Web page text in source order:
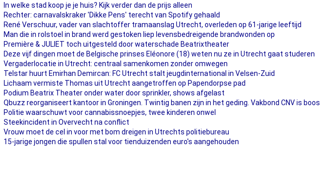
In welke stad koop je je huis? Kijk verder dan de prijs alleen
Rechter: carnavalskraker 'Dikke Pens' terecht van Spotify gehaald
René Verschuur, vader van slachtoffer tramaanslag Utrecht, overleden op 61-jarige leeftijd
Man die in rolstoel in brand werd gestoken liep levensbedreigende brandwonden op
Première & JULIET toch uitgesteld door waterschade Beatrixtheater
Deze vijf dingen moet de Belgische prinses Eléonore (18) weten nu ze in Utrecht gaat studeren
Vergaderlocatie in Utrecht: centraal samenkomen zonder omwegen
Telstar huurt Emirhan Demircan: FC Utrecht stalt jeugdinternational in Velsen-Zuid
Lichaam vermiste Thomas uit Utrecht aangetroffen op Papendorpse pad
Podium Beatrix Theater onder water door sprinkler, shows afgelast
Qbuzz reorganiseert kantoor in Groningen. Twintig banen zijn in het geding. Vakbond CNV is boos
Politie waarschuwt voor cannabissnoepjes, twee kinderen onwel
Steekincident in Overvecht na conflict
Vrouw moet de cel in voor met bom dreigen in Utrechts politiebureau
15-jarige jongen die spullen stal voor tienduizenden euro's aangehouden